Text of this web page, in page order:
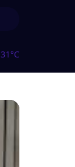
31°C